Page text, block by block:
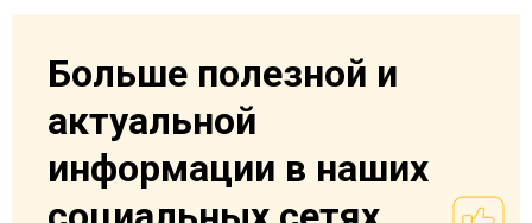
Больше полезной и
актуальной
информации в наших